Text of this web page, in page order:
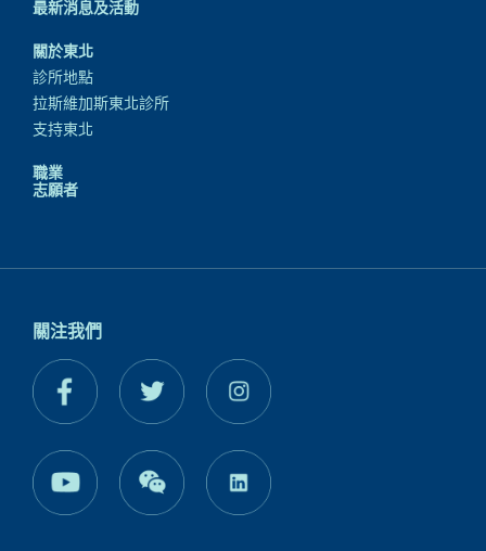
最新消息及活動
關於東北
診所地點
拉斯維加斯東北診所
支持東北
職業
志願者
關注我們